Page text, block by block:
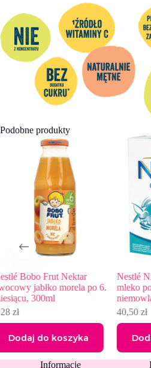
Podobne produkty
po 6.
Nestlé NAN OPTIPRO® 1
mleko początkowe dla
niemowląt od urodzenia, 650g
Dodaj do koszyka